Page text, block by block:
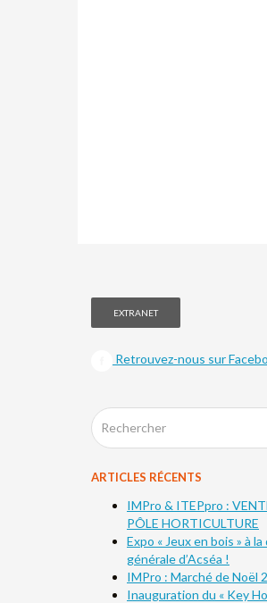
EXTRANET
Retrouvez-nous sur
ARTICLES RÉCENTS
IMPro & ITEPpro :
PÔLE HORTICULTURE
Expo « Jeux en bois » à
générale d’Acséa !
IMPro : Marché de Noël
Inauguration du « Key